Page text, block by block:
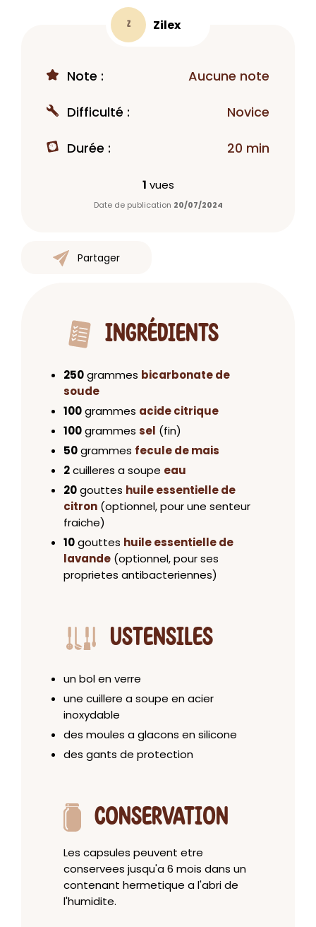
Z Zilex
Note : Aucune note
Difficulté : Novice
Durée : 20 min
1 vues
Date de publication 20/07/2024
Partager
INGRÉDIENTS
250grammes bicarbonate de
soude
100grammes acide citrique
100grammes sel (fin)
50grammes fecule de mais
2cuilleres a soupe eau
20gouttes huile essentielle de
citron (optionnel, pour une senteur
fraiche)
10gouttes huile essentielle de
lavande (optionnel, pour ses
proprietes antibacteriennes)
USTENSILES
un bol en verre
une cuillere a soupe en acier
inoxydable
des moules a glacons en silicone
des gants de protection
CONSERVATION
Les capsules peuvent etre
conservees jusqu'a 6 mois dans un
contenant hermetique a l'abri de
l'humidite.